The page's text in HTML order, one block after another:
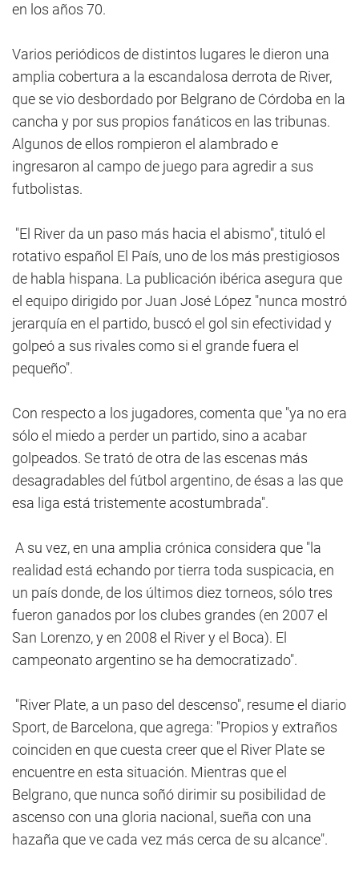
en los años 70.
Varios periódicos de distintos lugares le dieron una
amplia cobertura a la escandalosa derrota de River,
que se vio desbordado por Belgrano de Córdoba en la
cancha y por sus propios fanáticos en las tribunas.
Algunos de ellos rompieron el alambrado e
ingresaron al campo de juego para agredir a sus
futbolistas.
"El River da un paso más hacia el abismo", tituló el
rotativo español El País, uno de los más prestigiosos
de habla hispana. La publicación ibérica asegura que
el equipo dirigido por Juan José López "nunca mostró
jerarquía en el partido, buscó el gol sin efectividad y
golpeó a sus rivales como si el grande fuera el
pequeño".
Con respecto a los jugadores, comenta que "ya no era
sólo el miedo a perder un partido, sino a acabar
golpeados. Se trató de otra de las escenas más
desagradables del fútbol argentino, de ésas a las que
esa liga está tristemente acostumbrada".
A su vez, en una amplia crónica considera que "la
realidad está echando por tierra toda suspicacia, en
un país donde, de los últimos diez torneos, sólo tres
fueron ganados por los clubes grandes (en 2007 el
San Lorenzo, y en 2008 el River y el Boca). El
campeonato argentino se ha democratizado".
"River Plate, a un paso del descenso", resume el diario
Sport, de Barcelona, que agrega: "Propios y extraños
coinciden en que cuesta creer que el River Plate se
encuentre en esta situación. Mientras que el
Belgrano, que nunca soñó dirimir su posibilidad de
ascenso con una gloria nacional, sueña con una
hazaña que ve cada vez más cerca de su alcance".